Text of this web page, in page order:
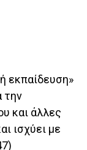
εκπαίδευση»
την
και άλλες
ισχύει με